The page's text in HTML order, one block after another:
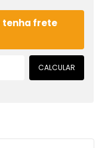
tenha frete
CALCULAR